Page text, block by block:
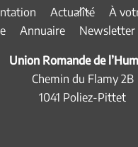
Back
To
Actualité
À
Annuaire Newsletter
Union Romande de
Chemin du Flamy 2B
1041 Poliez-Pittet